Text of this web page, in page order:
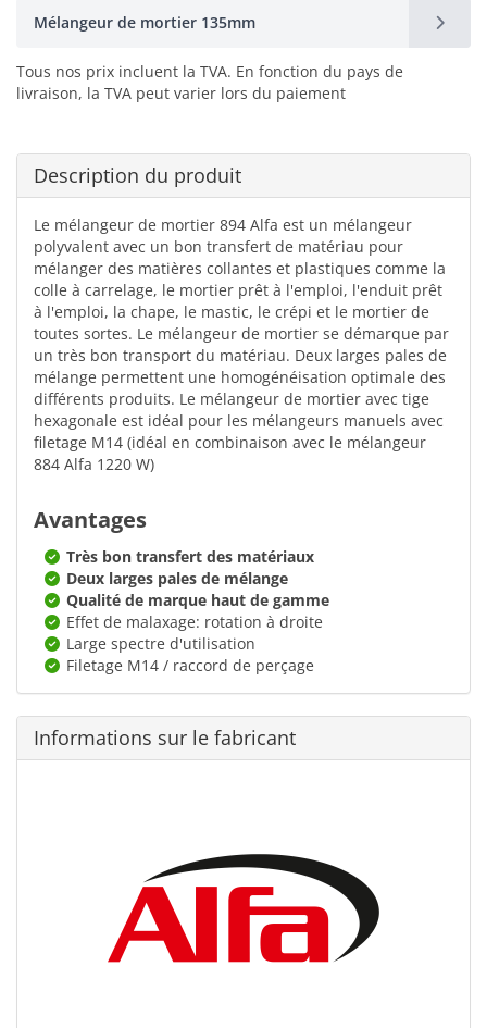
Mélangeur de mortier 135mm
Tous nos prix incluent la TVA. En fonction du pays de
livraison, la TVA peut varier lors du paiement
Description du produit
Le mélangeur de mortier 894 Alfa est un mélangeur
polyvalent avec un bon transfert de matériau pour
mélanger des matières collantes et plastiques comme la
colle à carrelage, le mortier prêt à l'emploi, l'enduit prêt
à l'emploi, la chape, le mastic, le crépi et le mortier de
toutes sortes. Le mélangeur de mortier se démarque par
un très bon transport du matériau. Deux larges pales de
mélange permettent une homogénéisation optimale des
différents produits. Le mélangeur de mortier avec tige
hexagonale est idéal pour les mélangeurs manuels avec
filetage M14 (idéal en combinaison avec le mélangeur
884 Alfa 1220 W)
Avantages
Très bon transfert des matériaux
Deux larges pales de mélange
Qualité de marque haut de gamme
Effet de malaxage: rotation à droite
Large spectre d'utilisation
Filetage M14 / raccord de perçage
Informations sur le fabricant